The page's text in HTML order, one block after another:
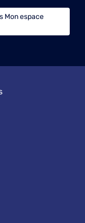
Mon espace